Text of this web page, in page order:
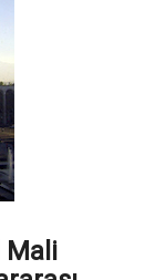
Mali